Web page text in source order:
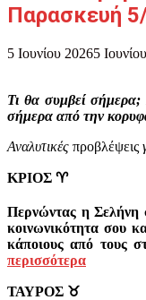
Παρασκευή
5 Ιουνίου 20265
Τι θα συμβεί σήμερα;
σήμερα από την
Αναλυτικές προβλέψεις
ΚΡΙΟΣ ♈
Περνώντας η Σελήνη
κοινωνικότητα σου
κάποιους από τους
περισσότερα
ΤΑΥΡΟΣ ♉